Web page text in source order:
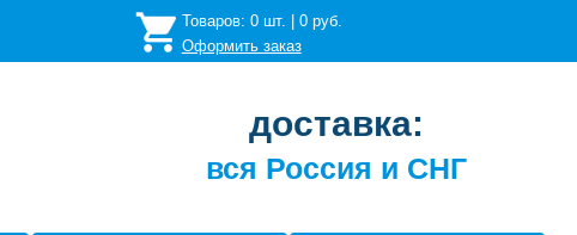
Товаров: 0шт. | 0руб.
Оформить заказ
доставка:
вся Россия и СНГ